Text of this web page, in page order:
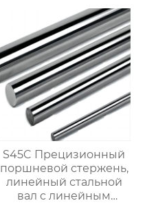
тонн, прецизионный
поршневой шток,
линейный стальной
вал, линейный
подшипниковый вал,
жесткий
хромированный
полированный вал,
доступна
кастомизация, прямая
продажа с завода.
S45C Прецизионный
поршневой стержень,
линейный стальной
вал с линейным